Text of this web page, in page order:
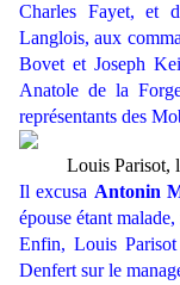
Charles Fayet, et
Langlois, aux
Bovet et Joseph
Anatole de la
représentants des
Louis Parisot,
Il excusa Antonin
épouse étant
Enfin, Louis
Denfert sur le